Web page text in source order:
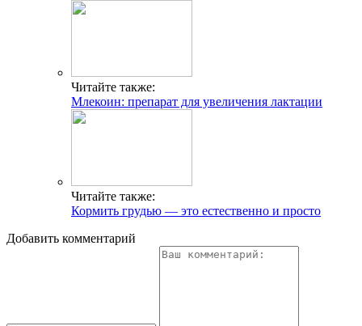
Читайте также:
Млекоин: препарат для увеличения лактации
Читайте также:
Кормить грудью — это естественно и просто
Добавить комментарий